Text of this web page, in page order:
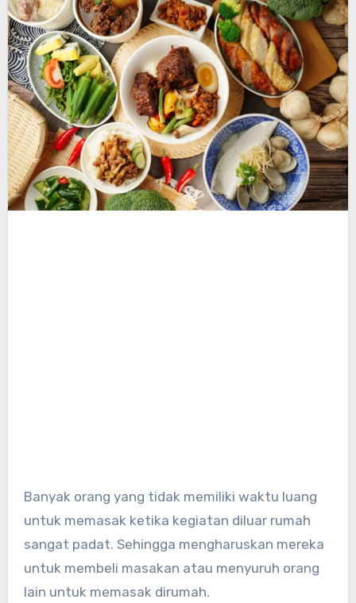
Banyak orang yang tidak memiliki waktu luang
untuk memasak ketika kegiatan diluar rumah
sangat padat. Sehingga mengharuskan mereka
untuk membeli masakan atau menyuruh orang
lain untuk memasak dirumah.